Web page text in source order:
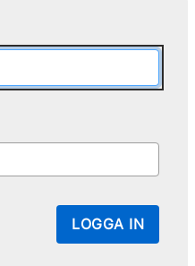
LOGGA IN